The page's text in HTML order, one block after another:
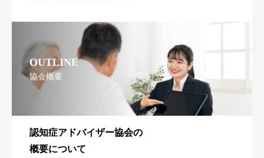
OUTLINE
協会概要
認知症アドバイザー協会の
概要について